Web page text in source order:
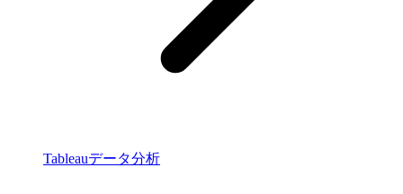
Tableauデータ分析